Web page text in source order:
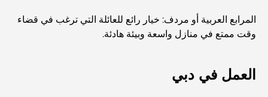
منازل متوافقة مع مبادئ فاستو: دليل عملي لتحقيق التوازن
والانسجام
أفضل شركات تنسيق الحدائق في دبي: تحويل المساحات
الخارجية
المرابع العربية أو مردف: خيار رائع للعائلة التي ترغب في قضاء
وقت ممتع في منازل واسعة وبيئة هادئة.
العمل في دبي